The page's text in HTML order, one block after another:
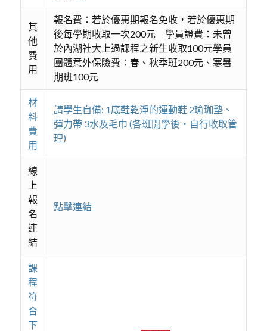
其
他
費
用
報名費：若於優惠期報名免收，若於優惠期
後每學期收取一次200元 學員證費：未曾
於內湖社大上過課程之新生收取100元學員
團體意外保險費：春、秋季班200元、寒暑
期班100元
材
料
費
用
請學生自備: 1底鞋乾淨的運動鞋 2瑜珈墊、
彈力帶 3水及毛巾 (各班開學後‧自行收取管
理)
線
上
報
名
連
結
點擊連結
課
程
符
合
下